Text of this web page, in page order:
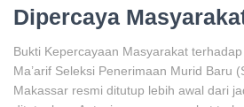
Dipercaya
Bukti Kepercayaan Masyarakat
Ma’arif Seleksi Penerimaan Murid Baru
Makassar resmi ditutup lebih awal dari